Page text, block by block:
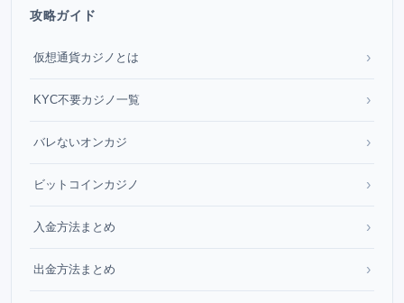
攻略ガイド
仮想通貨カジノとは ›
KYC不要カジノ一覧 ›
バレないオンカジ ›
ビットコインカジノ ›
入金方法まとめ ›
出金方法まとめ ›